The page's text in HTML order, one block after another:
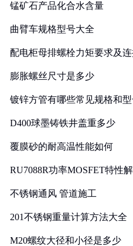
锰矿石产品化合水含量
曲臂车规格型号大全
配电柜母排螺栓力矩要求及
膨胀螺丝尺寸是多少
镀锌方管有哪些常见规格和
D400球墨铸铁井盖重多少
覆膜砂的耐高温性能如何
RU7088R功率MOSFET特性
不锈钢通风 管道施工
201不锈钢重量计算方法大全
M20螺纹大径和小径是多少